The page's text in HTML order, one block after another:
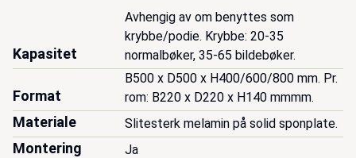
Kapasitet
Avhengig av om benyttes som
krybbe/podie. Krybbe: 20-35
normalbøker, 35-65 bildebøker.
Format
B500 x D500 x H400/600/800 mm. Pr.
rom: B220 x D220 x H140 mmmm.
Materiale Slitesterk melamin på solid sponplate.
Montering Ja